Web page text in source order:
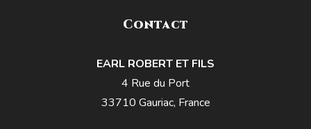
Contact
EARL ROBERT ET FILS
4 Rue du Port
33710 Gauriac, France